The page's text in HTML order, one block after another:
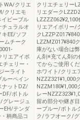
WA/クリエ
クリエモ
ビーブル
ュラルオ
EE/ソフ
ムチーク
リエアイボ
ェリー・
ーライト
ーペイン
ナットDZ/
DF/ボトル
グレージュ
EH/テンダ
柄商品コ
クリエチェリー
リエダーク
リエアイボリー/
ク
LZZMZ017¥840
庫がない場合は
ん剤※充てん剤の
てからご使用く
ホワイト/クリエ
NZZZ321¥1,000
NZZM180¥1,000
レー
留め部分や継ぎ
ーブルー/ボトル
ク/ラフオーク/